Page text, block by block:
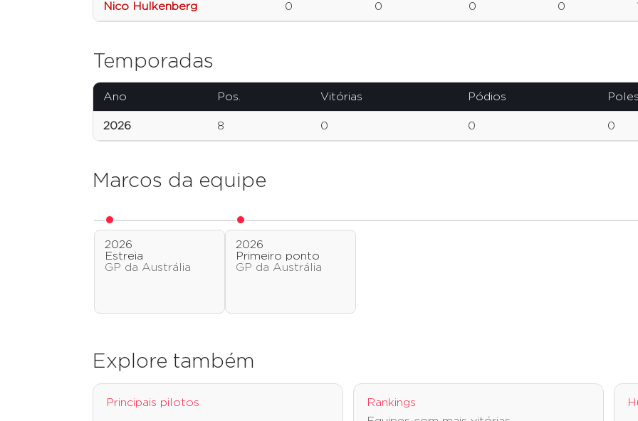
Nico Hulkenberg 0 0 0 0 1
Temporadas
Ano Pos. Vitórias Pódios Poles
2026 8 0 0 0
Marcos da equipe
2026
Estreia
GP da Austrália
2026
Primeiro ponto
GP da Austrália
Explore também
Principais pilotos
Rankings